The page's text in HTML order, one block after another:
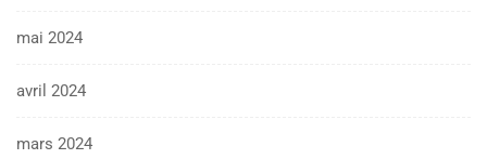
mai 2024
avril 2024
mars 2024